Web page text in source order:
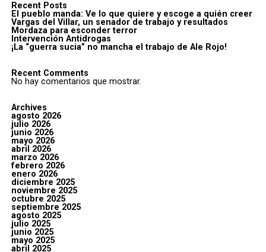
Recent Posts
El pueblo manda: Ve lo que quiere y escoge a quién creer
Vargas del Villar, un senador de trabajo y resultados
Mordaza para esconder terror
Intervención Antidrogas
¡La “guerra sucia” no mancha el trabajo de Ale Rojo!
Recent Comments
No hay comentarios que mostrar.
Archives
agosto 2026
julio 2026
junio 2026
mayo 2026
abril 2026
marzo 2026
febrero 2026
enero 2026
diciembre 2025
noviembre 2025
octubre 2025
septiembre 2025
agosto 2025
julio 2025
junio 2025
mayo 2025
abril 2025